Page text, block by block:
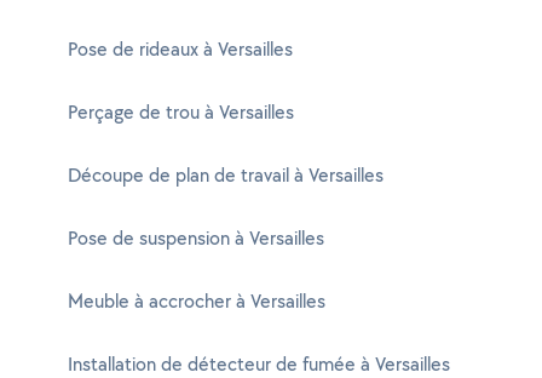
Pose de rideaux à Versailles
Perçage de trou à Versailles
Découpe de plan de travail à Versailles
Pose de suspension à Versailles
Meuble à accrocher à Versailles
Installation de détecteur de fumée à Versailles